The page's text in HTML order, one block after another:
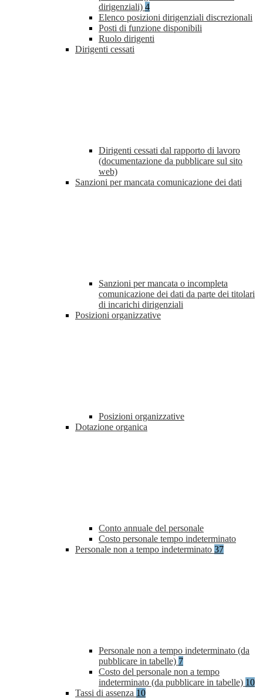
dirigenziali) 4
Elenco posizioni dirigenziali discrezionali
Posti di funzione disponibili
Ruolo dirigenti
Dirigenti cessati
Dirigenti cessati dal rapporto di lavoro
(documentazione da pubblicare sul sito
web)
Sanzioni per mancata comunicazione dei dati
Sanzioni per mancata o incompleta
comunicazione dei dati da parte dei titolari
di incarichi dirigenziali
Posizioni organizzative
Posizioni organizzative
Dotazione organica
Conto annuale del personale
Costo personale tempo indeterminato
Personale non a tempo indeterminato 37
Personale non a tempo indeterminato (da
pubblicare in tabelle) 7
Costo del personale non a tempo
indeterminato (da pubblicare in tabelle) 10
Tassi di assenza 10